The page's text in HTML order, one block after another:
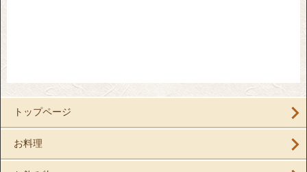
トップページ
お料理